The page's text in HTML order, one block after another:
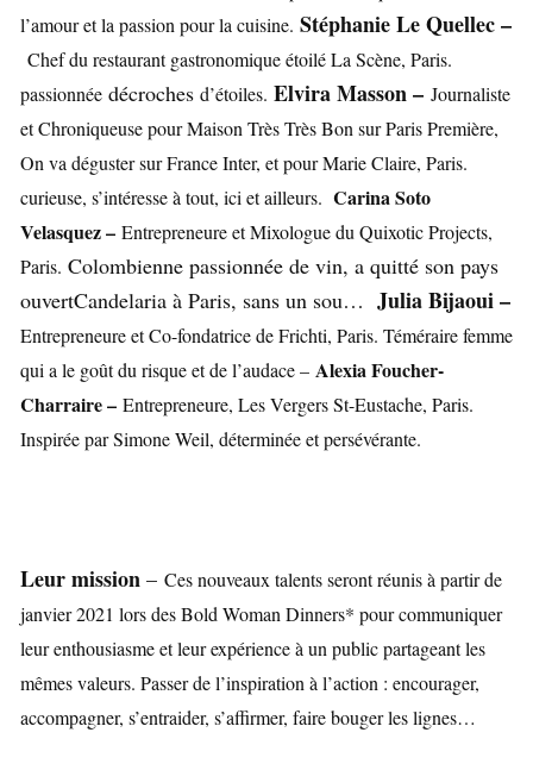
l’amour et la passion pour la cuisine. Stéphanie Le Quellec –
Chef du restaurant gastronomique étoilé La Scène, Paris.
passionnée décroches d’étoiles. Elvira Masson – Journaliste
et Chroniqueuse pour Maison Très Très Bon sur Paris Première,
On va déguster sur France Inter, et pour Marie Claire, Paris.
curieuse, s’intéresse à tout, ici et ailleurs. Carina Soto
Velasquez – Entrepreneure et Mixologue du Quixotic Projects,
Paris. Colombienne passionnée de vin, a quitté son pays
ouvertCandelaria à Paris, sans un sou… Julia Bijaoui –
Entrepreneure et Co-fondatrice de Frichti, Paris. Téméraire femme
qui a le goût du risque et de l’audace – Alexia Foucher-
Charraire – Entrepreneure, Les Vergers St-Eustache, Paris.
Inspirée par Simone Weil, déterminée et persévérante.
Leur mission – Ces nouveaux talents seront réunis à partir de
janvier 2021 lors des Bold Woman Dinners* pour communiquer
leur enthousiasme et leur expérience à un public partageant les
mêmes valeurs. Passer de l’inspiration à l’action : encourager,
accompagner, s’entraider, s’affirmer, faire bouger les lignes…